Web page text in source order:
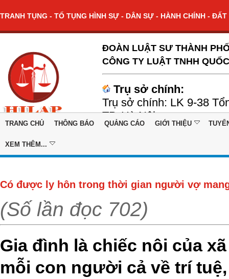
TRANH TỤNG - TỐ TỤNG HÌNH SỰ - DÂN SỰ - HÀNH CHÍNH -
ĐOÀN LUẬT SƯ THÀNH
CÔNG TY LUẬT TNHH
Trụ sở chính:
Trụ sở chính: LK 9-38
TP. Hà Nội
TRANG CHỦ THÔNG BÁO QUẢNG CÁO GIỚI THIỆU
XEM THÊM...
Có được ly hôn trong thời gian người vợ
(Số lần đọc 702)
Gia đình là chiếc nôi của
mỗi con người cả về trí